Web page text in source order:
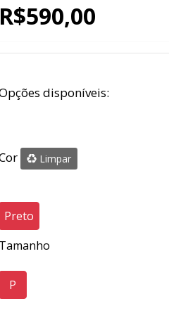
R$590,00
disponíveis:
Limpar
Preto
Tamanho
P